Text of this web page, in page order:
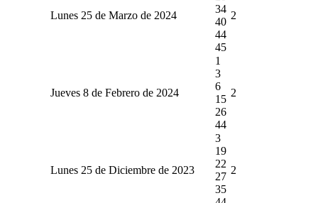
Lunes 25 de Marzo de 2024
34
40
44
45
2
Jueves 8 de Febrero de 2024
1
3
6
15
26
44
2
Lunes 25 de Diciembre de 2023
3
19
22
27
35
2